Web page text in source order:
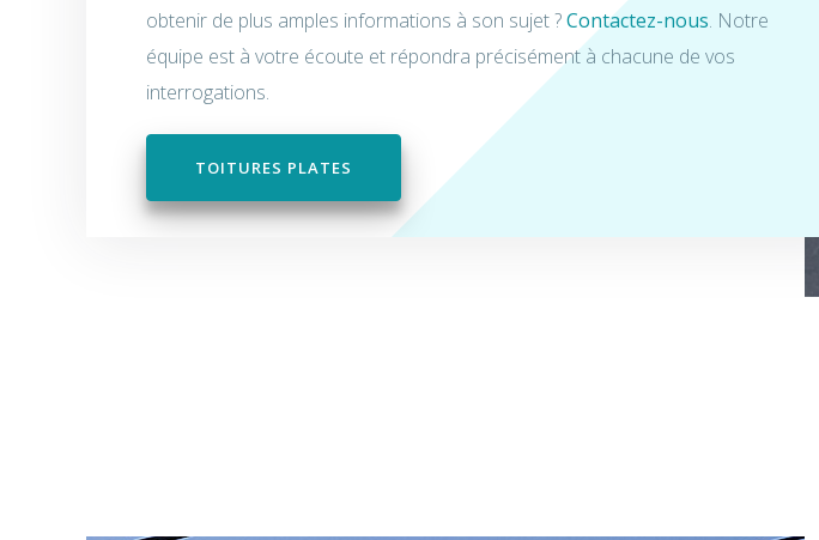
obtenir de plus amples informations à son sujet ?Contactez-nous. Notre
équipe est à votre écoute et répondra précisément à chacune de vos
interrogations.
TOITURES PLATES